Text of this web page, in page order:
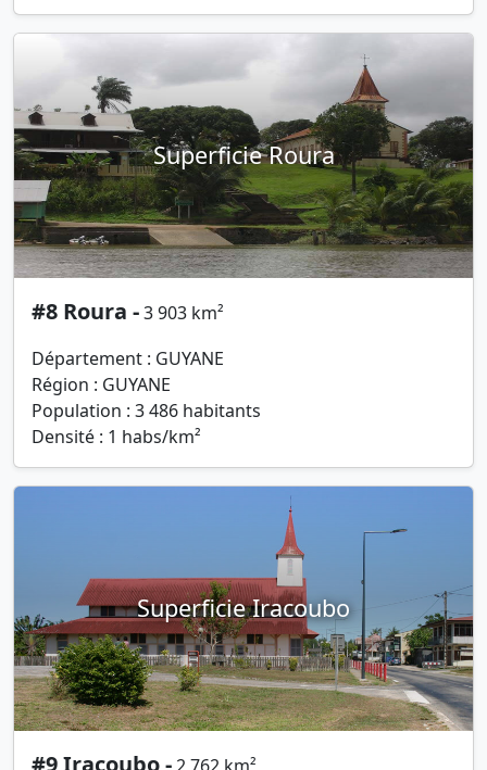
Superficie Roura
#8 Roura -3 903 km²
Département : GUYANE
Région : GUYANE
Population : 3 486 habitants
Densité : 1 habs/km²
Superficie Iracoubo
#9 Iracoubo -2 762 km²